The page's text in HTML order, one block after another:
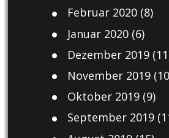
Februar 2020(8)
Januar 2020(6)
Dezember 2019
November 2019
Oktober 2019(9)
September 2019